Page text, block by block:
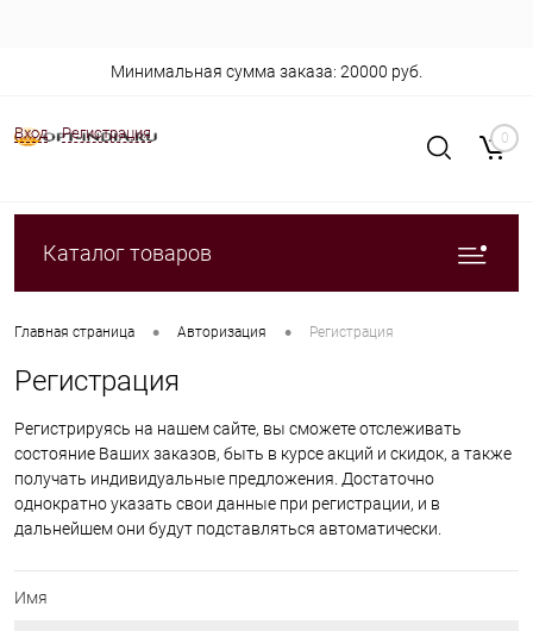
Вход Регистрация
Минимальная сумма заказа: 20000 руб.
0
Каталог товаров
Главная страница • Авторизация • Регистрация
Регистрация
Регистрируясь на нашем сайте, вы сможете отслеживать
состояние Ваших заказов, быть в курсе акций и скидок, а также
получать индивидуальные предложения. Достаточно
однократно указать свои данные при регистрации, и в
дальнейшем они будут подставляться автоматически.
Имя